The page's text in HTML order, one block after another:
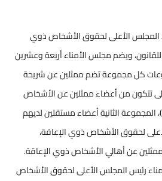
المجلس الأعلى لحقوق الأشخاص ذوي
ويضم مجلس الأمناء أربعة وعشرين
كل مجموعة تضم ممثلين عن شريحة
تتكون من أعضاء ممثلين عن الأشخاص
المجموعة الثانية أعضاء مستقلين لديهم
لحقوق الأشخاص ذوي الإعاقة،
عن أهالي الأشخاص ذوي الإعاقة.
رئيس المجلس الأعلى لحقوق الأشخاص